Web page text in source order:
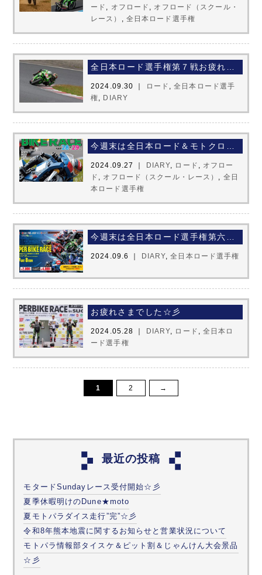
ード
オフロード
オフロード（スクール・
レース）
全日本ロード選手権
全日本ロード選手権第７戦お疲れさまでした☆彡
2024.09.30 ｜ ロード ,全日本ロード選手
権
DIARY
今週末は全日本ロード＆モトクロス☆彡
2024.09.27 ｜ DIARY ロード
オフロー
ド
オフロード（スクール・レース）
全日
本ロード選手権
今週末は全日本ロード選手権第六戦☆彡
2024.09.6 ｜ DIARY ,全日本ロード選手権
お疲れさまでした☆彡
2024.05.28 ｜ DIARY ロード ,全日本ロ
ード選手権
1 2 →
最近の投稿
モタードSundayレース受付開始☆彡
夏季休暇明けのDune★moto
夏モトパラダイス走行”完”☆彡
令和8年熊本地震に関するお知らせと営業状況について
モトパラ情報部タイスケ＆ピット割＆じゃんけん大会景品
☆彡